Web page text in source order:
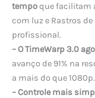
tempoque facilitam
com luz e Rastros
profissional.
– O TimeWarp 3.0
avanço de 91% na
a mais do que 1080p.
– Controle mais